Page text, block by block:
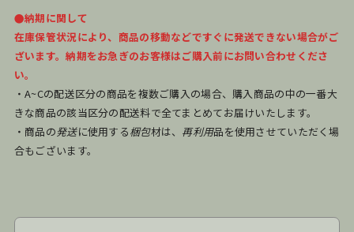
●納期に関して
在庫保管状況により、商品の移動などですぐに発送できない場合がご
ざいます。納期をお急ぎのお客様はご購入前にお問い合わせくださ
い。
・A~Cの配送区分の商品を複数ご購入の場合、購入商品の中の一番大
きな商品の該当区分の配送料で全てまとめてお届けいたします。
・商品の発送に使用する梱包材は、 再利用品を使用させていただく場
合もございます。